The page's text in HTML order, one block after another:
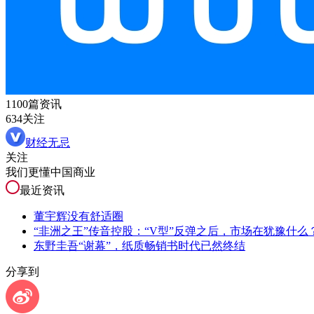
1100篇资讯
634关注
财经无忌
关注
我们更懂中国商业
最近资讯
董宇辉没有舒适圈
“非洲之王”传音控股：“V型”反弹之后，市场在犹豫什么
东野圭吾“谢幕”，纸质畅销书时代已然终结
分享到